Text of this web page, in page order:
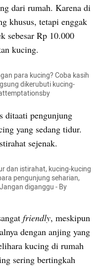
dari rumah. Karena di
khusus, tetapi enggak
sebesar Rp 10.000
kucing.
para kucing? Coba kasih
dikerubuti kucing-
ditaati pengunjung
yang sedang tidur.
sejenak.
dan istirahat, kucing-kucing
pengunjung seharian,
diganggu - By
friendly, meskipun
dengan anjing yang
kucing di rumah
sering bertingkah